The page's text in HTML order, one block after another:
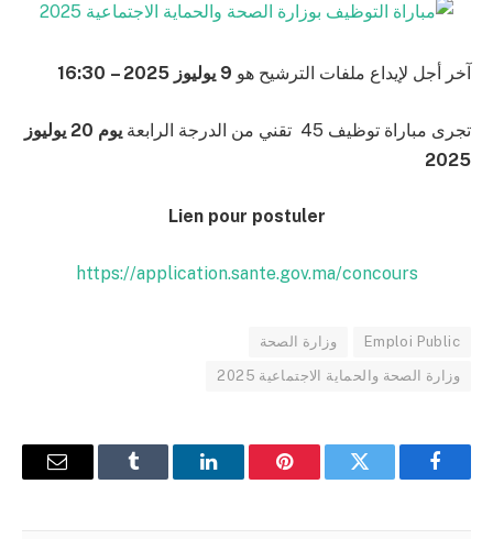
آخر أجل لإيداع ملفات الترشيح هو 9 يوليوز 2025 – 16:30
تجرى مباراة توظيف 45 تقني من الدرجة الرابعة
يوم 20 يوليوز
2025
Lien pour postuler
https://application.sante.gov.ma/concours
Emploi Public وزارة الصحة
وزارة الصحة والحماية الاجتماعية 2025
فيسبوك تويتر بينتيريستلينكدإن Tumblr
البريد